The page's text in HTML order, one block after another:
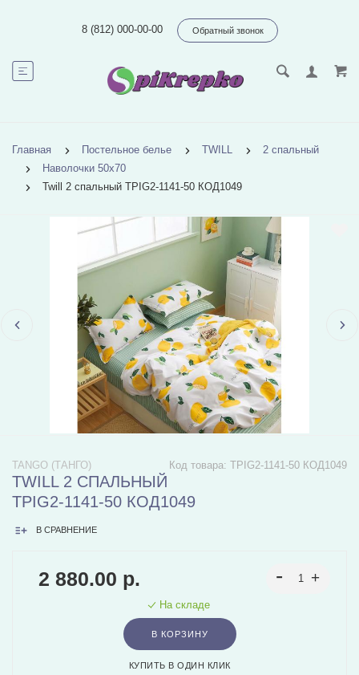
8 (812) 000-00-00 Обратный звонок
Главная Постельное белье TWILL
2 спальный
Наволочки 50х70
Twill 2 спальный TPIG2-1141-50 КОД1049
Код товара: TPIG2-1141-50 КОД1049
TANGO (ТАНГО)
TWILL 2 СПАЛЬНЫЙ
TPIG2-1141-50 КОД1049
В СРАВНЕНИЕ
2 880.00 р.
На складе
В КОРЗИНУ
КУПИТЬ В ОДИН КЛИК